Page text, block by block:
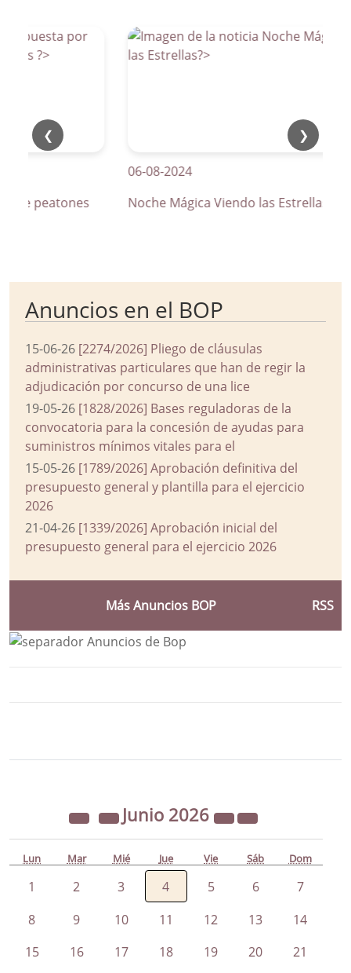
❮ ❯
de peatones
06-08-2024
Noche Mágica Viendo las Estrellas
Anuncios en el BOP
15-06-26 [2274/2026] Pliego de cláusulas
administrativas particulares que han de regir la
adjudicación por concurso de una lice
19-05-26 [1828/2026] Bases reguladoras de la
convocatoria para la concesión de ayudas para
suministros mínimos vitales para el
15-05-26 [1789/2026] Aprobación definitiva del
presupuesto general y plantilla para el ejercicio
2026
21-04-26 [1339/2026] Aprobación inicial del
presupuesto general para el ejercicio 2026
Más Anuncios BOP RSS
Junio 2026
Lun Mar Mié Jue Vie Sáb Dom
1 2 3 4 5 6
7
8
9 10 11 12 13
14
15
16 17 18 19 20 21